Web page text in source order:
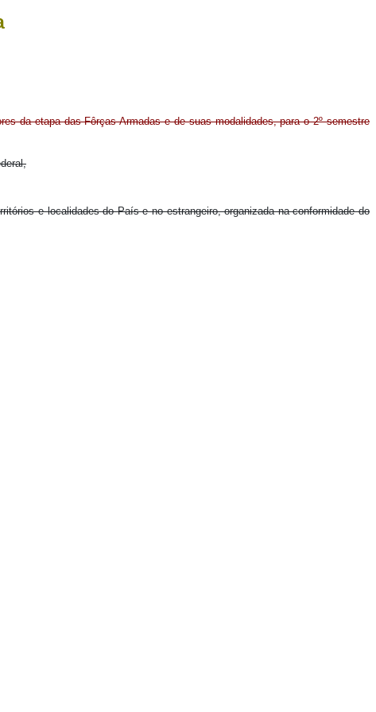
da etapa das Fôrças Armadas e de suas modalidades, para o 2º semestre
e localidades do País e no estrangeiro, organizada na conformidade do